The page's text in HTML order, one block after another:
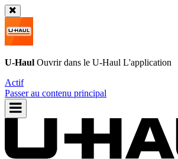
U-Haul Ouvrir dans le U-Haul L'application
Actif
Passer au contenu principal